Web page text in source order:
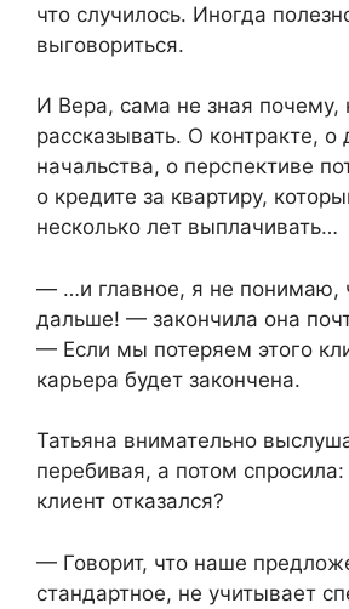
что случилось. Иногда
выговориться.
И Вера, сама не зная почему,
рассказывать. О контракте, о
начальства, о перспективе
о кредите за квартиру,
несколько лет выплачивать…
— …и главное, я не понимаю,
дальше! — закончила она
— Если мы потеряем этого
карьера будет закончена.
Татьяна внимательно
перебивая, а потом
клиент отказался?
— Говорит, что наше
стандартное, не учитывает